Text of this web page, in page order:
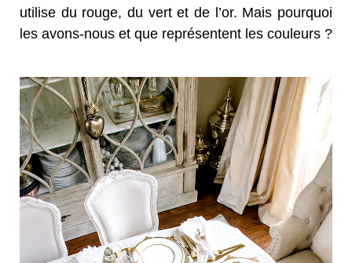
utilise du rouge, du vert et de l’or. Mais pourquoi
les avons-nous et que représentent les couleurs ?